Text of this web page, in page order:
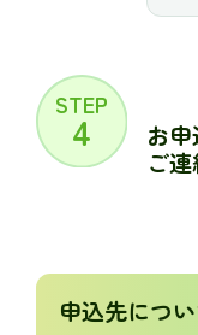
STEP
4
お
ご
申込先につ